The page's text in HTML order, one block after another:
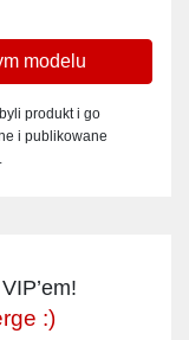
modelu
produkt i go
i publikowane
:)